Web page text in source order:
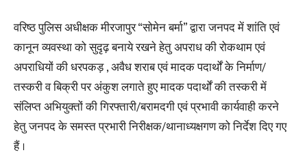
वरिष्ठ पुलिस अधीक्षक मीरजापुर “सोमेन बर्मा” द्वारा जनपद में शांति एवं
कानून व्यवस्था को सुदृढ़ बनाये रखने हेतु अपराध की रोकथाम एवं
अपराधियों की धरपकड़ , अवैध शराब एवं मादक पदार्थों के निर्माण/
तस्करी व बिक्री पर अंकुश लगाते हुए मादक पदार्थों की तस्करी में
संलिप्त अभियुक्तों की गिरफ्तारी/बरामदगी एवं प्रभावी कार्यवाही करने
हेतु जनपद के समस्त प्रभारी निरीक्षक/थानाध्यक्षगण को निर्देश दिए गए
हैं ।